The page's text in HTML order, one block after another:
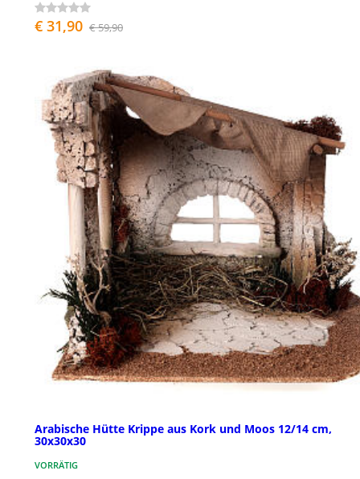
€ 31,90 € 59,90
Arabische Hütte Krippe aus Kork und Moos 12/14 cm,
30x30x30
VORRÄTIG